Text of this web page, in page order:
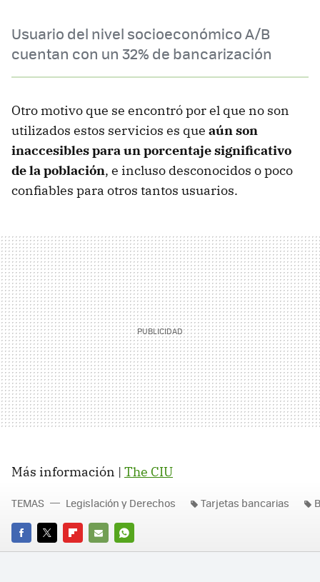
Usuario del nivel socioeconómico A/B
cuentan con un 32% de bancarización
Otro motivo que se encontró por el que no son
utilizados estos servicios es que aún son
inaccesibles para un porcentaje significativo
de la población, e incluso desconocidos o poco
confiables para otros tantos usuarios.
Más información | The CIU
FACEBOOK
TWITTERFLIPBOARD
E-
WHATSAPP
TEMAS Legislación y Derechos Tarjetas bancarias